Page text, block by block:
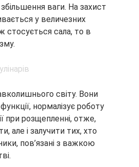
ваги. На захист
у величезних
стосується сала, то в
світу. Вони
нормалізує роботу
при розщепленні, отже,
але і залучити тих, хто
пов’язані з важкою